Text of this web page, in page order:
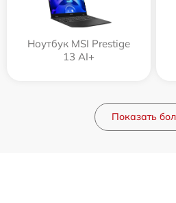
Ноутбук MSI Prestige
13 AI+
Показать